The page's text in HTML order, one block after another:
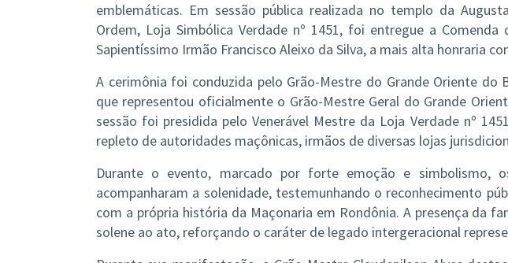
emblemáticas. Em sessão pública realizada no templo da
Ordem, Loja Simbólica Verdade nº 1451, foi entregue a
Sapientíssimo Irmão Francisco Aleixo da Silva, a mais alta honraria
A cerimônia foi conduzida pelo Grão-Mestre do Grande Oriente do
que representou oficialmente o Grão-Mestre Geral do Grande
sessão foi presidida pelo Venerável Mestre da Loja Verdade nº
repleto de autoridades maçônicas, irmãos de diversas lojas
Durante o evento, marcado por forte emoção e simbolismo,
acompanharam a solenidade, testemunhando o reconhecimento
com a própria história da Maçonaria em Rondônia. A presença da
solene ao ato, reforçando o caráter de legado intergeracional